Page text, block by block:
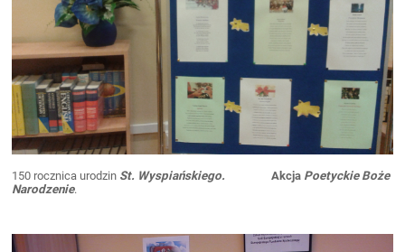
150 rocznica urodzin St. Wyspiańskiego.Akcja Poetyckie Boże
Narodzenie.